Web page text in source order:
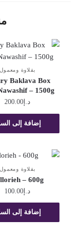
بقلاوة ومعمول
Baklava Box
– 1500g
د.إ 200.00
إضافة إلى
بقلاوة ومعمول
– 600g
د.إ100.00
إضافة إلى